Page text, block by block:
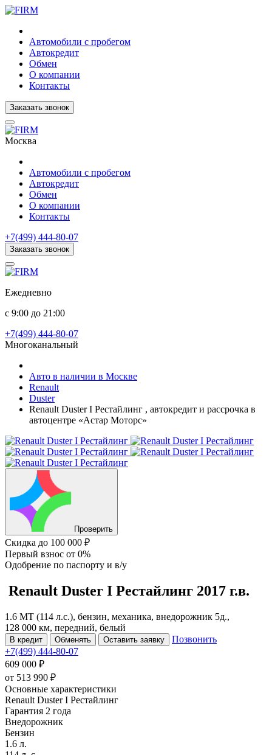
Автомобили с пробегом
Автокредит
Обмен
О компании
Контакты
Заказать звонок
Москва
Автомобили с пробегом
Автокредит
Обмен
О компании
Контакты
+7(499) 444-80-07
Заказать звонок
Ежедневно
с 9:00 до 21:00
+7(499) 444-80-07
Многоканальный
Авто в наличии в Москве
Renault
Duster
Renault Duster I Рестайлинг , автокредит и рассрочка в
автоцентре «Астар Моторс»
Проверить
Скидка до 100 000 ₽
Первый взнос от 0%
Одобрение по паспорту и в/у
Renault Duster I Рестайлинг 2017 г.в.
1.6 MT (114 л.с.), бензин, механика, внедорожник 5д.,
128 000 км, передний, белый
В кредит Обменять Оставить заявку
Позвонить
+7(499) 444-80-07
609 000 ₽
от 513 990 ₽
Основные характеристики
Renault Duster I Рестайлинг
Гарантия 2 года
Внедорожник
Бензин
1.6 л.